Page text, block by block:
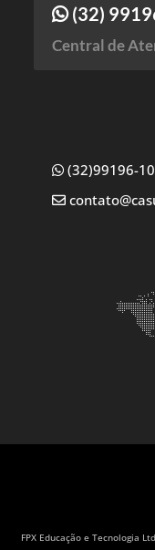
(32)
Central de
(32)99196-
FPX Educação e Tecnologia